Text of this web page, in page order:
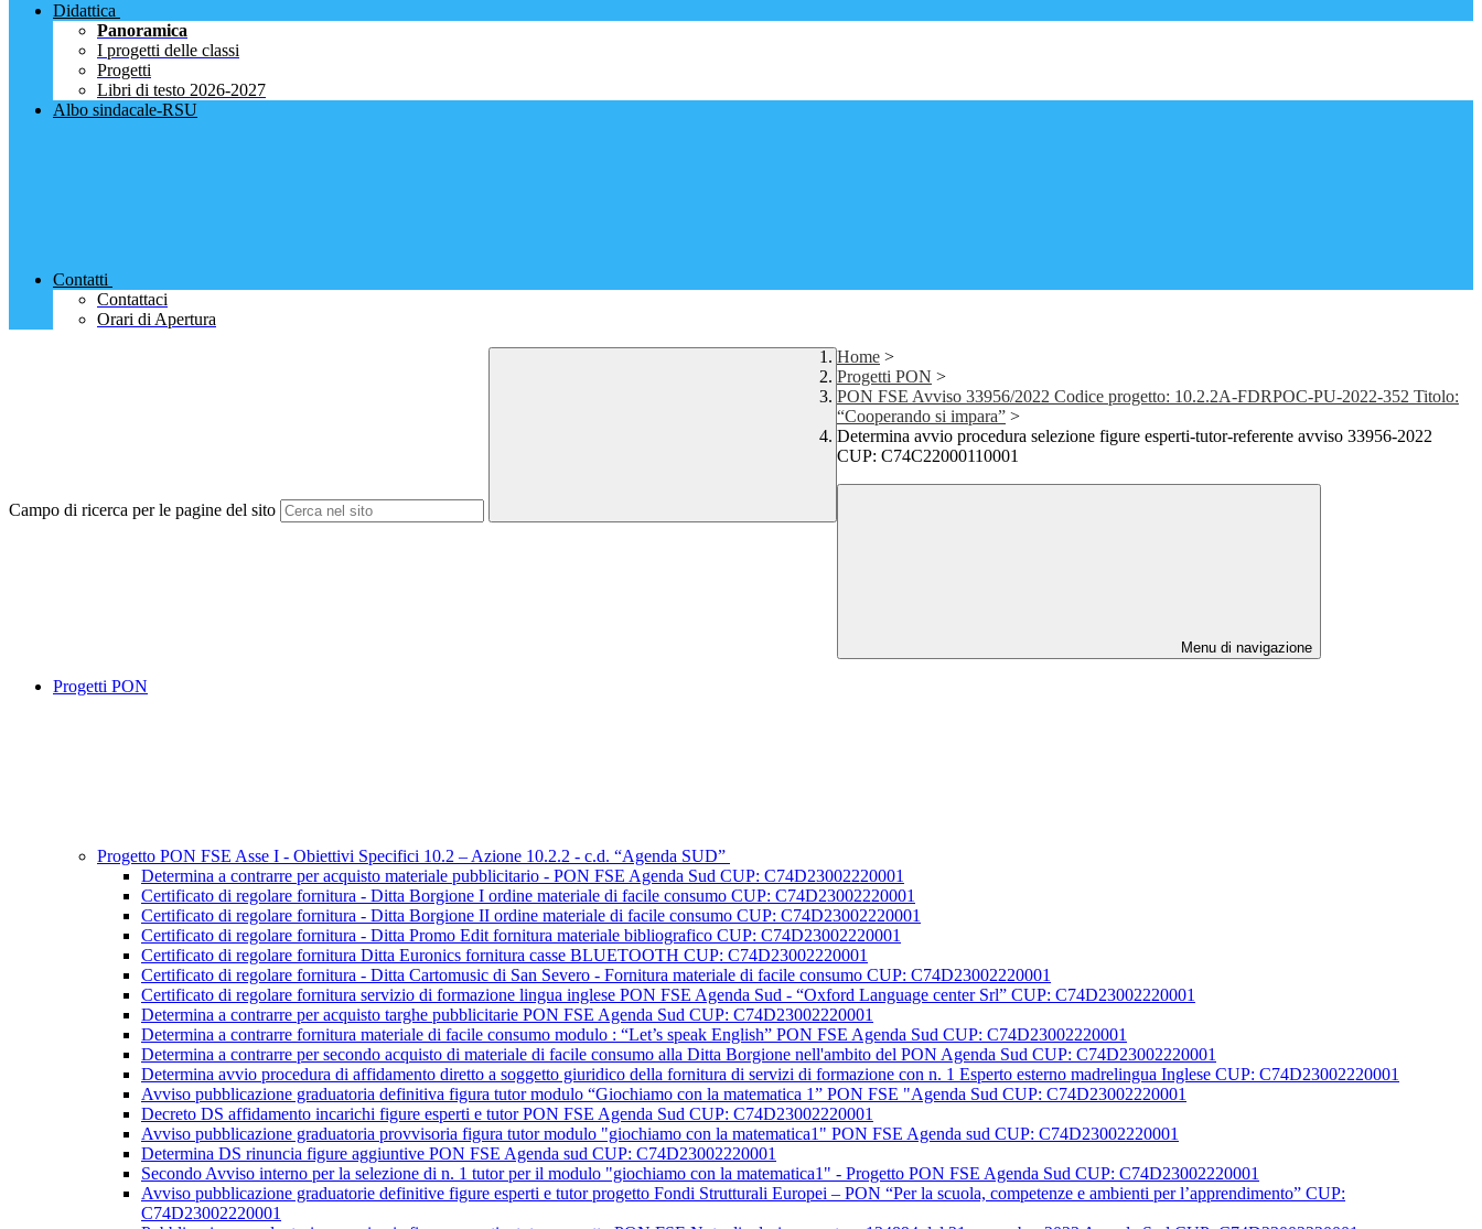
Didattica
Panoramica
I progetti delle classi
Progetti
Libri di testo 2026-2027
Albo sindacale-RSU
Contatti
Contattaci
Orari di Apertura
Campo di ricerca per le pagine del sito
Home >
Progetti PON >
PON FSE Avviso 33956/2022 Codice progetto: 10.2.2A-FDRPOC-PU-2022-352 Titolo:
“Cooperando si impara” >
Determina avvio procedura selezione figure esperti-tutor-referente avviso 33956-2022
CUP: C74C22000110001
Menu di navigazione
Progetti PON
Progetto PON FSE Asse I - Obiettivi Specifici 10.2 – Azione 10.2.2 - c.d. “Agenda SUD”
Determina a contrarre per acquisto materiale pubblicitario - PON FSE Agenda Sud CUP: C74D23002220001
Certificato di regolare fornitura - Ditta Borgione I ordine materiale di facile consumo CUP: C74D23002220001
Certificato di regolare fornitura - Ditta Borgione II ordine materiale di facile consumo CUP: C74D23002220001
Certificato di regolare fornitura - Ditta Promo Edit fornitura materiale bibliografico CUP: C74D23002220001
Certificato di regolare fornitura Ditta Euronics fornitura casse BLUETOOTH CUP: C74D23002220001
Certificato di regolare fornitura - Ditta Cartomusic di San Severo - Fornitura materiale di facile consumo CUP: C74D23002220001
Certificato di regolare fornitura servizio di formazione lingua inglese PON FSE Agenda Sud - “Oxford Language center Srl” CUP: C74D23002220001
Determina a contrarre per acquisto targhe pubblicitarie PON FSE Agenda Sud CUP: C74D23002220001
Determina a contrarre fornitura materiale di facile consumo modulo : “Let’s speak English” PON FSE Agenda Sud CUP: C74D23002220001
Determina a contrarre per secondo acquisto di materiale di facile consumo alla Ditta Borgione nell'ambito del PON Agenda Sud CUP: C74D23002220001
Determina avvio procedura di affidamento diretto a soggetto giuridico della fornitura di servizi di formazione con n. 1 Esperto esterno madrelingua Inglese CUP: C74D23002220001
Avviso pubblicazione graduatoria definitiva figura tutor modulo “Giochiamo con la matematica 1” PON FSE "Agenda Sud CUP: C74D23002220001
Decreto DS affidamento incarichi figure esperti e tutor PON FSE Agenda Sud CUP: C74D23002220001
Avviso pubblicazione graduatoria provvisoria figura tutor modulo "giochiamo con la matematica1" PON FSE Agenda sud CUP: C74D23002220001
Determina DS rinuncia figure aggiuntive PON FSE Agenda sud CUP: C74D23002220001
Secondo Avviso interno per la selezione di n. 1 tutor per il modulo "giochiamo con la matematica1" - Progetto PON FSE Agenda Sud CUP: C74D23002220001
Avviso pubblicazione graduatorie definitive figure esperti e tutor progetto Fondi Strutturali Europei – PON “Per la scuola, competenze e ambienti per l’apprendimento” CUP:
C74D23002220001